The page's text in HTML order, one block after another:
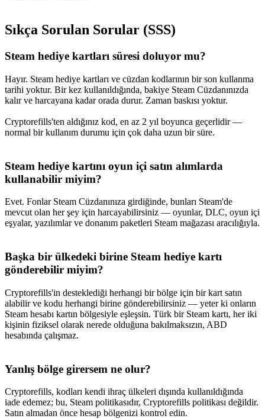
Sıkça Sorulan Sorular (SSS)
Steam hediye kartları süresi doluyor mu?
Hayır. Steam hediye kartları ve cüzdan kodlarının bir son kullanma
tarihi yoktur. Bir kez kullanıldığında, bakiye Steam Cüzdanınızda
kalır ve harcayana kadar orada durur. Zaman baskısı yoktur.
Cryptorefills'ten aldığınız kod, en az 2 yıl boyunca geçerlidir —
normal bir kullanım durumu için çok daha uzun bir süre.
Steam hediye kartını oyun içi satın alımlarda
kullanabilir miyim?
Evet. Fonlar Steam Cüzdanınıza girdiğinde, bunları Steam'de
mevcut olan her şey için harcayabilirsiniz — oyunlar, DLC, oyun içi
eşyalar, yazılımlar ve donanım paketleri Steam mağazası aracılığıyla.
Başka bir ülkedeki birine Steam hediye kartı
gönderebilir miyim?
Cryptorefills'in desteklediği herhangi bir bölge için bir kart satın
alabilir ve kodu herhangi birine gönderebilirsiniz — yeter ki onların
Steam hesabı kartın bölgesiyle eşleşsin. Türk bir Steam kartı, her iki
kişinin fiziksel olarak nerede olduğuna bakılmaksızın, ABD
hesabında çalışmaz.
Yanlış bölge girersem ne olur?
Cryptorefills, kodları kendi ihraç ülkeleri dışında kullanıldığında
iade edemez; bu, Steam politikasıdır, Cryptorefills politikası değildir.
Satın almadan önce hesap bölgenizi kontrol edin.